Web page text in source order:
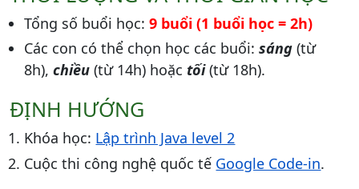
Tổng số buổi học:9 buổi (1 buổi học = 2h)
Các con có thể chọn học các buổi:sáng (từ
8h),chiều (từ 14h) hoặc tối(từ 18h).
ĐỊNH HƯỚNG
Khóa học: Lập trình Java level 2
Cuộc thi công nghệ quốc tế Google Code-in.